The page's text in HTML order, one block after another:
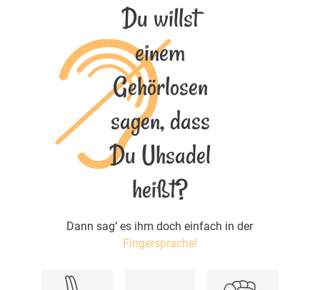
Du willst
einem
Gehörlosen
sagen, dass
Du Uhsadel
heißt?
Dann sag‘ es ihm doch einfach in der
Fingersprache!